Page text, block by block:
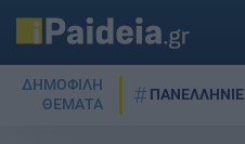
ΔΗΜΟΦΙΛΗ
ΘΕΜΑΤΑ